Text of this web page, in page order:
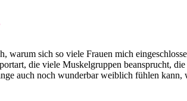
warum sich so viele Frauen mich
die viele Muskelgruppen beansprucht,
auch noch wunderbar weiblich fühlen